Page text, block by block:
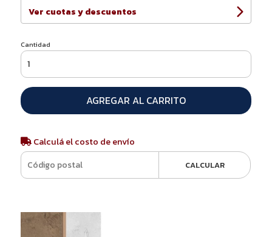
Ver cuotas y descuentos
Cantidad
AGREGAR AL CARRITO
Calculá el costo de envío
CALCULAR